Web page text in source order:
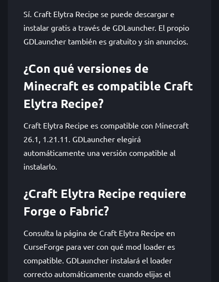
Sí. Craft Elytra Recipe se puede descargar e
instalar gratis a través de GDLauncher. El propio
GDLauncher también es gratuito y sin anuncios.
¿Con qué versiones de
Minecraft es compatible Craft
Elytra Recipe?
Craft Elytra Recipe es compatible con Minecraft
26.1, 1.21.11. GDLauncher elegirá
automáticamente una versión compatible al
instalarlo.
¿Craft Elytra Recipe requiere
Forge o Fabric?
Consulta la página de Craft Elytra Recipe en
CurseForge para ver con qué mod loader es
compatible. GDLauncher instalará el loader
correcto automáticamente cuando elijas el